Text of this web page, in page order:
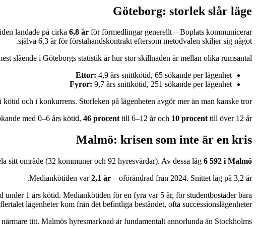
Göteborg: storlek slår läge
landade på cirka 6,8 år för förmedlingar generellt – Boplats kommunicerar
själva 6,3 år för förstahandskontrakt eftersom metodvalen skiljer sig något.
slående i Göteborgs statistik är hur stor skillnaden är mellan olika rumsantal:
Ettor: 4,9 års snittkötid, 65 sökande per lägenhet
Fyror: 9,7 års snittkötid, 251 sökande per lägenhet
och i konkurrens. Storleken på lägenheten avgör mer än man kanske tror.
med 0–6 års kötid, 46 procenttill 6–12 år och 10 procenttill över 12 år.
Malmö: krisen som inte är en kris
sitt område (32 kommuner och 92 hyresvärdar). Av dessa låg 6 592 i Malmö
Mediankötiden var2,1 år – oförändrad från 2024. Snittet låg på 3,2 år.
1 års kötid. Mediankötiden för en fyra var 5 år, för studentbostäder bara
lägenheter kom från det befintliga beståndet, ofta successionslägenheter.
titt. Malmös hyresmarknad är fundamentalt annorlunda än Stockholms.